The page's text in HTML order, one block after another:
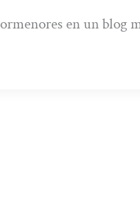
en un blog